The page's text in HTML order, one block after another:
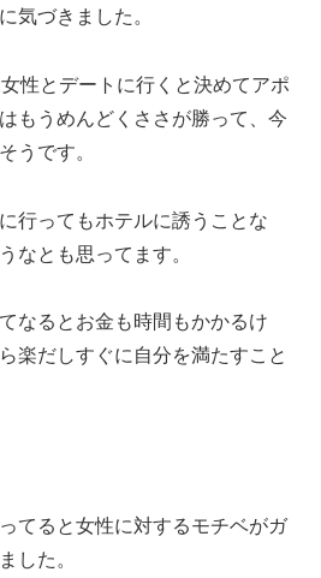
気づきました。
性とデートに行くと決めてアポ
もうめんどくささが勝って、今
うです。
行ってもホテルに誘うことな
なとも思ってます。
なるとお金も時間もかかるけ
楽だしすぐに自分を満たすこと
てると女性に対するモチベがガ
した。